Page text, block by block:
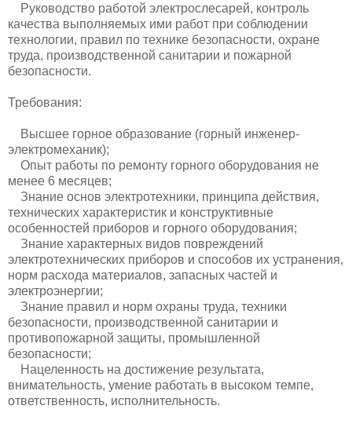
Руководство работой электрослесарей, контроль
качества выполняемых ими работ при соблюдении
технологии, правил по технике безопасности, охране
труда, производственной санитарии и пожарной
безопасности.
Требования:
Высшее горное образование (горный инженер-
электромеханик);
Опыт работы по ремонту горного оборудования не
менее 6 месяцев;
Знание основ электротехники, принципа действия,
технических характеристик и конструктивные
особенностей приборов и горного оборудования;
Знание характерных видов повреждений
электротехнических приборов и способов их устранения,
норм расхода материалов, запасных частей и
электроэнергии;
Знание правил и норм охраны труда, техники
безопасности, производственной санитарии и
противопожарной защиты, промышленной
безопасности;
Нацеленность на достижение результата,
внимательность, умение работать в высоком темпе,
ответственность, исполнительность.